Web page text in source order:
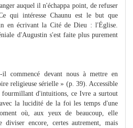
auquel il n'échappa point, de refuser
qui intéresse Chaunu est le but que
en écrivant la Cité de Dieu : l'Église.
d'Augustin s'est faite plus purement
commencé devant nous à mettre en
religieuse sérielle » (p. 39). Accessible
d'intuitions, ce Ivre a surtout
la lucidité de la foi les temps d'une
où, aux yeux de beaucoup, elle
diviser encore, certes autrement, mais